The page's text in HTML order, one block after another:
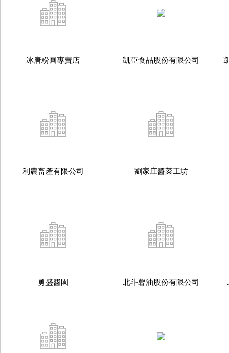
冰唐粉圓專賣店 凱亞食品股份有限公司
利農畜產有限公司 劉家庄醬菜工坊
勇盛醬園 北斗馨油股份有限公司